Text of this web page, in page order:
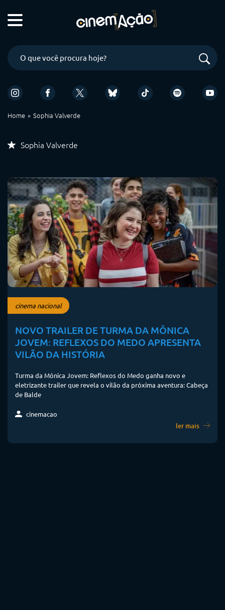
Home Sophia Valverde
Sophia Valverde
cinema nacional
NOVO TRAILER DE TURMA DA MÔNICA
JOVEM: REFLEXOS DO MEDO APRESENTA
VILÃO DA HISTÓRIA
Turma da Mônica Jovem: Reflexos do Medo ganha novo e
eletrizante trailer que revela o vilão da próxima aventura: Cabeça
de Balde
cinemacao
ler mais